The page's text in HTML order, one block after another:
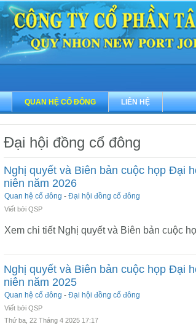
QUAN HỆ CỔ ĐÔNG LIÊN HỆ
Đại hội đồng cổ đông
Nghị quyết và Biên bản cuộc họp Đại
niên năm 2026
Quan hệ cổ đông - Đại hội đồng cổ đông
Viết bởi QSP
Xem chi tiết Nghị quyết và Biên bản cuộc
Nghị quyết và Biên bản cuộc họp Đại
niên năm 2025
Quan hệ cổ đông - Đại hội đồng cổ đông
Viết bởi QSP
Thứ ba, 22 Tháng 4 2025 17:17